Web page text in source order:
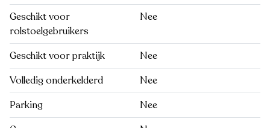
Geschikt voor
rolstoelgebruikers
Nee
Geschikt voor praktijk
Nee
Volledig onderkelderd
Nee
Parking
Nee